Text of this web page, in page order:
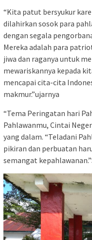
“Kita patut bersyukur
dilahirkan sosok para
dengan segala
Mereka adalah para
jiwa dan raganya untuk
mewariskannya kepada
mencapai cita-cita
makmur.”ujarnya
“Tema Peringatan hari
Pahlawanmu, Cintai
yang dalam. “Teladani
pikiran dan perbuatan
semangat